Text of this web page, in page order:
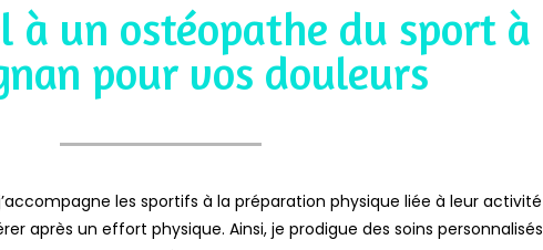
à un ostéopathe du sport à
pour vos douleurs
les sportifs à la préparation physique liée à leur activité
après un effort physique. Ainsi, je prodigue des soins personnalisés